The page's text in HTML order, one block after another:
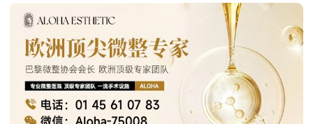
少年拾金不昧被嘉奖，获赠所捡款项！